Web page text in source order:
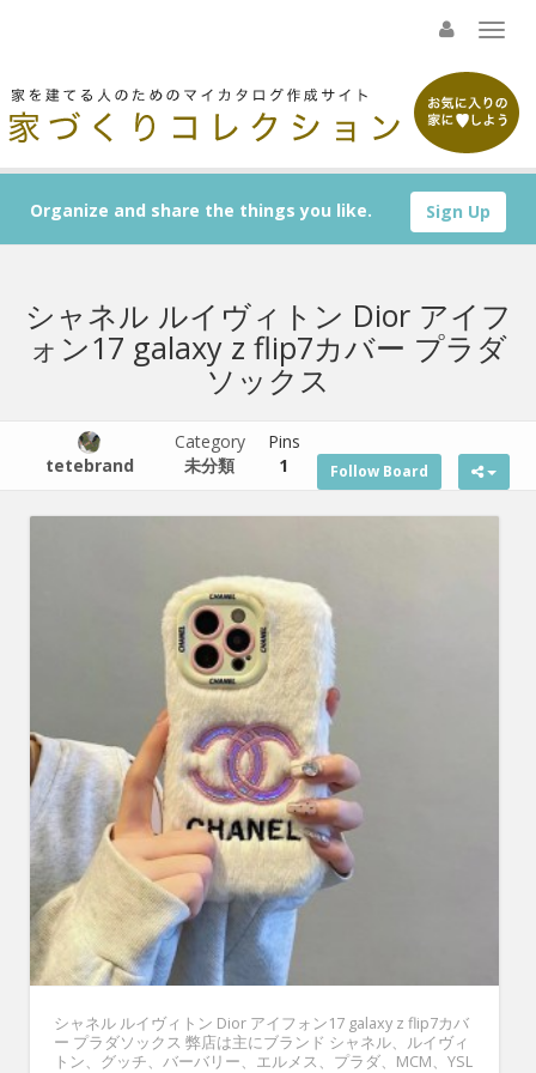
Sign Up
Organize and share the things you like.
シャネル ルイヴィトン Dior アイフ
ォン17 galaxy z flip7カバー プラダ
ソックス
tetebrand
Category
未分類
Pins
1
Follow Board
シャネル ルイヴィトン Dior アイフォン17 galaxy z flip7カバ
ー プラダソックス 弊店は主にブランド シャネル、ルイヴィ
トン、グッチ、バーバリー、エルメス、プラダ、MCM、YSL